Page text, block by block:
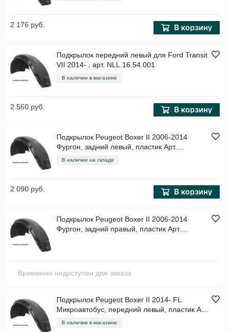
2 176 руб.
Подкрылок передний левый для Ford Transit
VII 2014- , арт. NLL.16.54.001
В наличии в магазине
2 560 руб.
Подкрылок Peugeot Boxer II 2006-2014
Фургон, задний левый, пластик Арт.
NLL.38.18.003
В наличии на складе
2 090 руб.
Подкрылок Peugeot Boxer II 2006-2014
Фургон, задний правый, пластик Арт.
Временно недоступен для заказа
Подкрылок Peugeot Boxer II 2014- FL
Микроавтобус, передний левый, пластик Арт.
NLL.38.24.001
В наличии в магазине